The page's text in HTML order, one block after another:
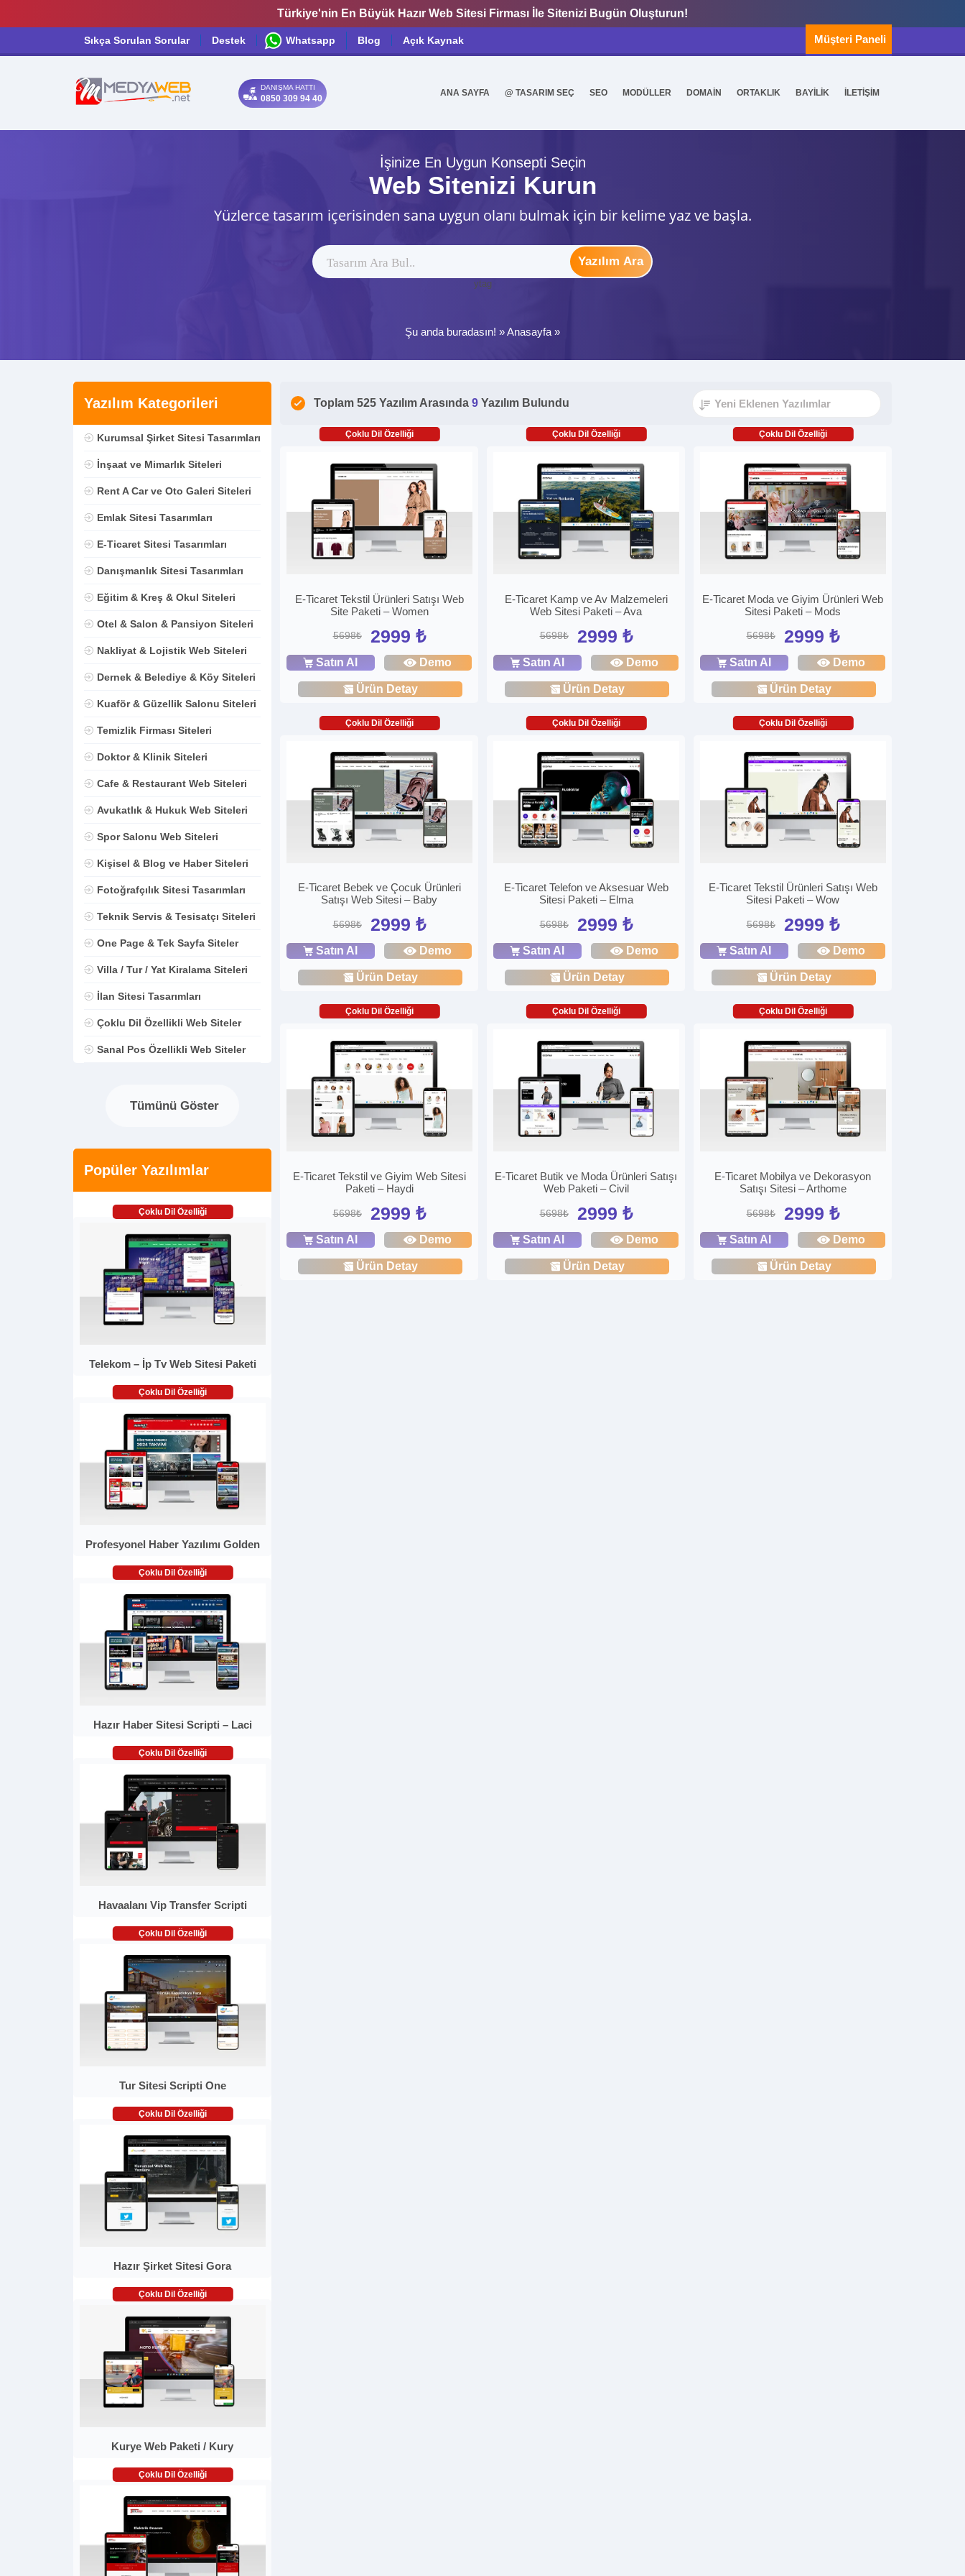
Türkiye'nin En Büyük Hazır Web Sitesi Firması İle Sitenizi Bugün Oluşturun!
Sıkça Sorulan Sorular Destek Whatsapp Blog Açık Kaynak Müşteri Paneli
DANIŞMA HATTI
0850 309 94 40
ANA SAYFA @ TASARIM SEÇ SEO MODÜLLER DOMAİN ORTAKLIK BAYİLİK İLETİŞİM
İşinize En Uygun Konsepti Seçin
Web Sitenizi Kurun
Yüzlerce tasarım içerisinden sana uygun olanı bulmak için bir kelime yaz ve başla.
Yazılım Ara
ytag
Şu anda buradasın! »Anasayfa »
Yazılım Kategorileri
Kurumsal Şirket Sitesi Tasarımları
İnşaat ve Mimarlık Siteleri
Rent A Car ve Oto Galeri Siteleri
Emlak Sitesi Tasarımları
E-Ticaret Sitesi Tasarımları
Danışmanlık Sitesi Tasarımları
Eğitim & Kreş & Okul Siteleri
Otel & Salon & Pansiyon Siteleri
Nakliyat & Lojistik Web Siteleri
Dernek & Belediye & Köy Siteleri
Kuaför & Güzellik Salonu Siteleri
Temizlik Firması Siteleri
Doktor & Klinik Siteleri
Cafe & Restaurant Web Siteleri
Avukatlık & Hukuk Web Siteleri
Spor Salonu Web Siteleri
Kişisel & Blog ve Haber Siteleri
Fotoğrafçılık Sitesi Tasarımları
Teknik Servis & Tesisatçı Siteleri
One Page & Tek Sayfa Siteler
Villa / Tur / Yat Kiralama Siteleri
İlan Sitesi Tasarımları
Çoklu Dil Özellikli Web Siteler
Sanal Pos Özellikli Web Siteler
Tümünü Göster
Popüler Yazılımlar
Çoklu Dil Özelliği
Telekom – İp Tv Web Sitesi Paketi
Çoklu Dil Özelliği
Profesyonel Haber Yazılımı Golden
Çoklu Dil Özelliği
Hazır Haber Sitesi Scripti – Laci
Çoklu Dil Özelliği
Havaalanı Vip Transfer Scripti
Çoklu Dil Özelliği
Tur Sitesi Scripti One
Çoklu Dil Özelliği
Hazır Şirket Sitesi Gora
Çoklu Dil Özelliği
Kurye Web Paketi / Kury
Çoklu Dil Özelliği
Toplam 525 Yazılım Arasında 9 Yazılım Bulundu
Çoklu Dil Özelliği
E-Ticaret Tekstil Ürünleri Satışı Web
Site Paketi – Women
5698₺ 2999 ₺
Satın Al Demo
Ürün Detay
Çoklu Dil Özelliği
E-Ticaret Kamp ve Av Malzemeleri
Web Sitesi Paketi – Ava
5698₺ 2999 ₺
Satın Al Demo
Ürün Detay
Çoklu Dil Özelliği
E-Ticaret Moda ve Giyim Ürünleri Web
Sitesi Paketi – Mods
5698₺ 2999 ₺
Satın Al Demo
Ürün Detay
Çoklu Dil Özelliği
E-Ticaret Bebek ve Çocuk Ürünleri
Satışı Web Sitesi – Baby
5698₺ 2999 ₺
Satın Al Demo
Ürün Detay
Çoklu Dil Özelliği
E-Ticaret Telefon ve Aksesuar Web
Sitesi Paketi – Elma
5698₺ 2999 ₺
Satın Al Demo
Ürün Detay
Çoklu Dil Özelliği
E-Ticaret Tekstil Ürünleri Satışı Web
Sitesi Paketi – Wow
5698₺ 2999 ₺
Satın Al Demo
Ürün Detay
Çoklu Dil Özelliği
E-Ticaret Tekstil ve Giyim Web Sitesi
Paketi – Haydi
5698₺ 2999 ₺
Satın Al Demo
Ürün Detay
Çoklu Dil Özelliği
E-Ticaret Butik ve Moda Ürünleri Satışı
Web Paketi – Civil
5698₺ 2999 ₺
Satın Al Demo
Ürün Detay
Çoklu Dil Özelliği
E-Ticaret Mobilya ve Dekorasyon
Satışı Sitesi – Arthome
5698₺ 2999 ₺
Satın Al Demo
Ürün Detay